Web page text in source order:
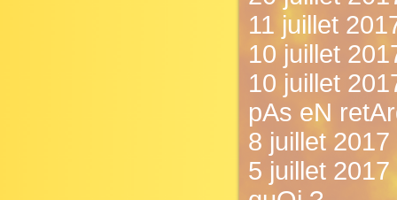
11 juillet
10 juillet
10 juillet
pAs eN
8 juillet
5 juillet